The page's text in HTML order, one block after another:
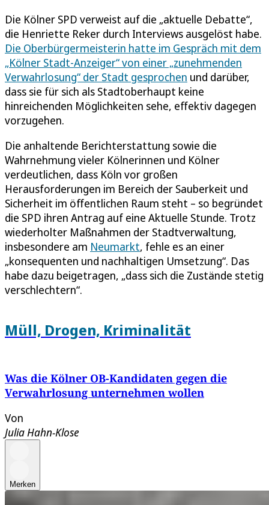
Die Kölner SPD verweist auf die „aktuelle Debatte“,
die Henriette Reker durch Interviews ausgelöst habe.
Die Oberbürgermeisterin hatte im Gespräch mit dem
„Kölner Stadt-Anzeiger“ von einer „zunehmenden
Verwahrlosung“ der Stadt gesprochen und darüber,
dass sie für sich als Stadtoberhaupt keine
hinreichenden Möglichkeiten sehe, effektiv dagegen
vorzugehen.
Die anhaltende Berichterstattung sowie die
Wahrnehmung vieler Kölnerinnen und Kölner
verdeutlichen, dass Köln vor großen
Herausforderungen im Bereich der Sauberkeit und
Sicherheit im öffentlichen Raum steht – so begründet
die SPD ihren Antrag auf eine Aktuelle Stunde. Trotz
wiederholter Maßnahmen der Stadtverwaltung,
insbesondere am Neumarkt, fehle es an einer
„konsequenten und nachhaltigen Umsetzung“. Das
habe dazu beigetragen, „dass sich die Zustände stetig
verschlechtern“.
Müll, Drogen, Kriminalität
Was die Kölner OB-Kandidaten gegen die
Verwahrlosung unternehmen wollen
Von
Julia Hahn-Klose
Merken